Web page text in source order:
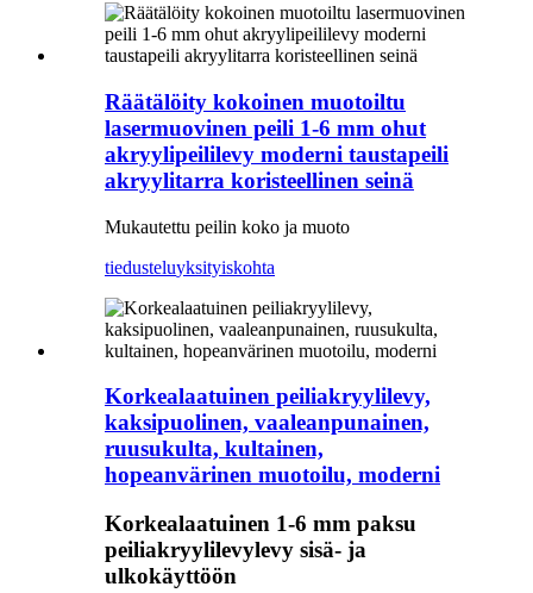
Räätälöity kokoinen muotoiltu
lasermuovinen peili 1-6 mm ohut
akryylipeililevy moderni taustapeili
akryylitarra koristeellinen seinä
Mukautettu peilin koko ja muoto
tiedusteluyksityiskohta
Korkealaatuinen peiliakryylilevy,
kaksipuolinen, vaaleanpunainen,
ruusukulta, kultainen,
hopeanvärinen muotoilu, moderni
Korkealaatuinen 1-6 mm paksu
peiliakryylilevylevy sisä- ja
ulkokäyttöön